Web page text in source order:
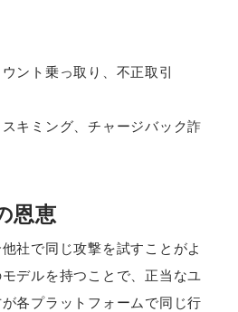
ウント乗っ取り、不正取引
スキミング、チャージバック詐
恩恵
社で同じ攻撃を試すことがよ
デルを持つことで、正当なユ
各プラットフォームで同じ行